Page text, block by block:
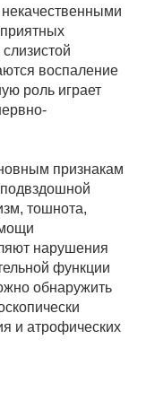
воспаление
роль играет
признакам
тошнота,
нарушения
функции
обнаружить
и атрофических